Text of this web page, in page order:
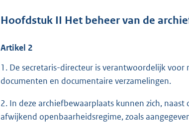
Hoofdstuk II Het beheer van de
Artikel 2
1. De secretaris-directeur is verantwoordelijk
documenten en documentaire verzamelingen.
2. In deze archiefbewaarplaats kunnen zich,
afwijkend openbaarheidsregime, zoals